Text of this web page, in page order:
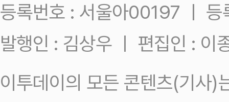
등록번호 : 서울아00197 ㅣ
발행인 : 김상우 ㅣ 편집인 : 이
이투데이의 모든 콘텐츠(기사)